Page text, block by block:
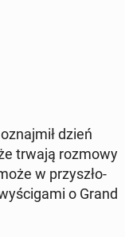
dzień
trwają rozmowy
w przy­szło­
o Grand